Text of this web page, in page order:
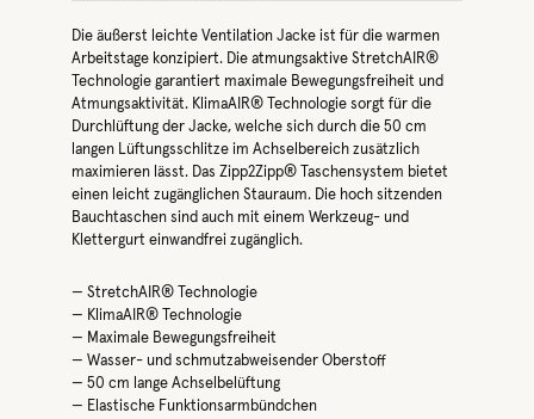
Die äußerst leichte Ventilation Jacke ist für die warmen
Arbeitstage konzipiert. Die atmungsaktive StretchAIR®
Technologie garantiert maximale Bewegungsfreiheit und
Atmungsaktivität. KlimaAIR® Technologie sorgt für die
Durchlüftung der Jacke, welche sich durch die 50 cm
langen Lüftungsschlitze im Achselbereich zusätzlich
maximieren lässt. Das Zipp2Zipp® Taschensystem bietet
einen leicht zugänglichen Stauraum. Die hoch sitzenden
Bauchtaschen sind auch mit einem Werkzeug- und
Klettergurt einwandfrei zugänglich.
— StretchAIR® Technologie
— KlimaAIR® Technologie
— Maximale Bewegungsfreiheit
— Wasser- und schmutzabweisender Oberstoff
— 50 cm lange Achselbelüftung
— Elastische Funktionsarmbündchen